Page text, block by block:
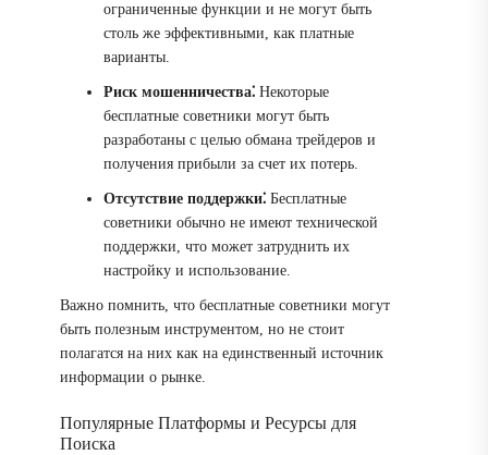
ограниченные функции и не могут быть
столь же эффективными, как платные
варианты.
Риск мошенничества⁚ Некоторые
бесплатные советники могут быть
разработаны с целью обмана трейдеров и
получения прибыли за счет их потерь.
Отсутствие поддержки⁚ Бесплатные
советники обычно не имеют технической
поддержки, что может затруднить их
настройку и использование.
Важно помнить, что бесплатные советники могут
быть полезным инструментом, но не стоит
полагатся на них как на единственный источник
информации о рынке.
Популярные Платформы и Ресурсы для
Поиска